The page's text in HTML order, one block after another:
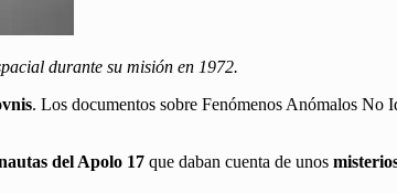
durante su misión en 1972.
. Los documentos sobre Fenómenos Anómalos
del Apolo 17 que daban cuenta de unos